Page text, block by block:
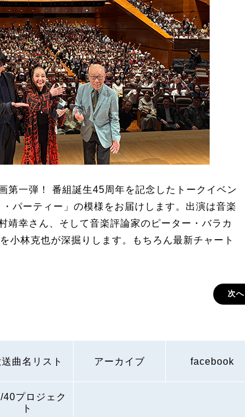
第一弾！ 番組誕生45周年を記念したトークイベン
パーティー」の模様をお届けします。出演は音楽
靖幸さん、そして音楽評論家のピーター・バラカ
小林克也が深掘りします。もちろん最新チャート
次へ
送曲名リスト アーカイブ facebook
40プロジェク
ト